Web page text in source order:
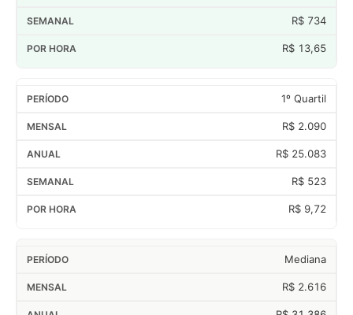
R$ 734
R$ 13,65
1º Quartil
R$ 2.090
R$ 25.083
R$ 523
R$ 9,72
Mediana
R$ 2.616